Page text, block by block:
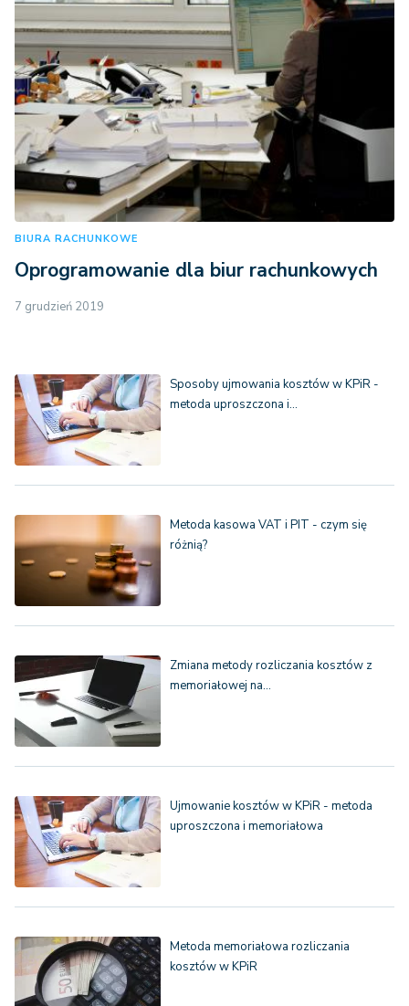
BIURA RACHUNKOWE
Oprogramowanie dla biur rachunkowych
7 grudzień 2019
Sposoby ujmowania kosztów w KPiR -
metoda uproszczona i…
Metoda kasowa VAT i PIT - czym się
różnią?
Zmiana metody rozliczania kosztów z
memoriałowej na…
Ujmowanie kosztów w KPiR - metoda
uproszczona i memoriałowa
Metoda memoriałowa rozliczania
kosztów w KPiR